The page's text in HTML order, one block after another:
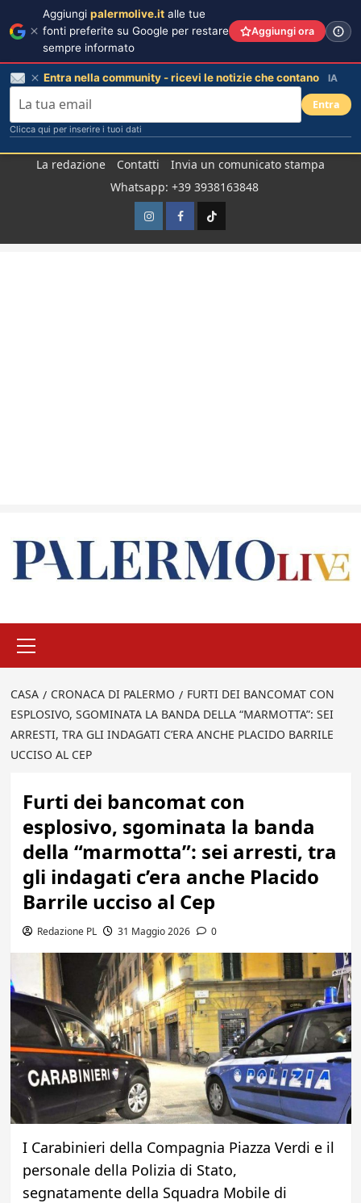
La redazione Contatti
Invia un comunicato stampa
Whatsapp: +39 3938163848
InstagramFacebook
TikTok
principale
CASA CRONACA DI PALERMO
FURTI DEI BANCOMAT CON
ESPLOSIVO, SGOMINATA LA BANDA DELLA “MARMOTTA”: SEI
ARRESTI, TRA GLI INDAGATI C’ERA ANCHE PLACIDO BARRILE
UCCISO AL CEP
Furti dei bancomat con
esplosivo, sgominata la banda
della “marmotta”: sei arresti, tra
gli indagati c’era anche Placido
Barrile ucciso al Cep
Redazione PL 31 Maggio 2026 0
I Carabinieri della Compagnia Piazza Verdi e il
personale della Polizia di Stato,
segnatamente della Squadra Mobile di
Aggiungi palermolive.it alle tue
fonti preferite su Google per restare
sempre informato
Aggiungi ora
Entra nella community - ricevi le notizie che contano IA
Entra
Clicca qui per inserire i tuoi dati